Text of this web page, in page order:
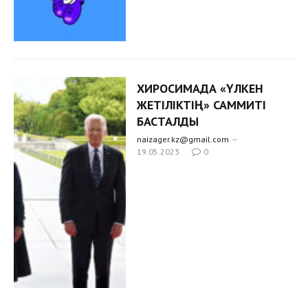
ХИРОСИМАДА «ҮЛКЕН
ЖЕТІЛІКТІҢ» САММИТІ
БАСТАЛДЫ
naizager.kz@gmail.com
19.05.2023
0